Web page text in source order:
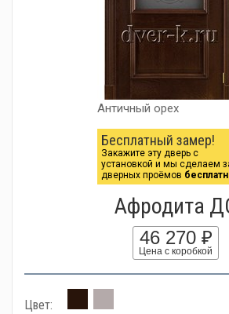
Античный орех
Бесплатный замер!
Закажите эту дверь с
установкой и мы сделаем
дверных проёмов
Афродита
46 270 ₽
Цена с коробкой
Цвет: